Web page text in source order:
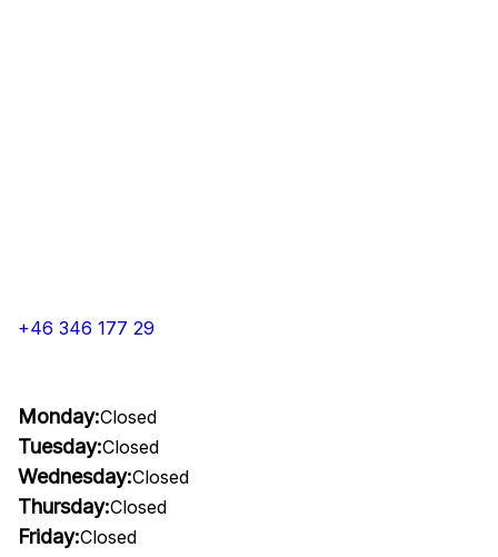
+46 346 177 29
Monday:Closed
Tuesday:Closed
Wednesday:Closed
Thursday:Closed
Friday:Closed